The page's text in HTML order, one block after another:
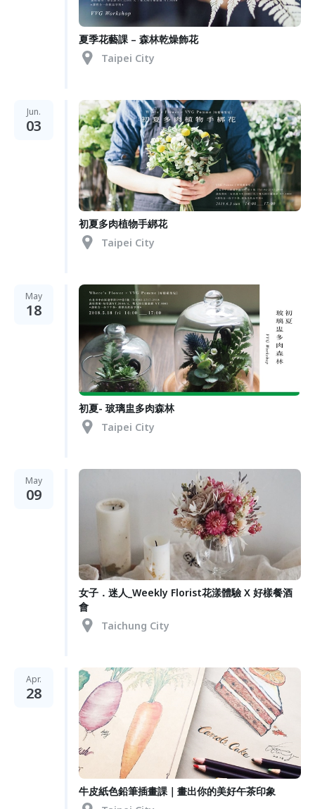
夏季花藝課 – 森林乾燥飾花
Taipei City
Jun.
03
初夏多肉植物手綁花
Taipei City
May
18
初夏- 玻璃盅多肉森林
Taipei City
May
09
女子．迷人_Weekly Florist花漾體驗 X 好樣餐酒
會
Taichung City
Apr.
28
牛皮紙色鉛筆插畫課｜畫出你的美好午茶印象